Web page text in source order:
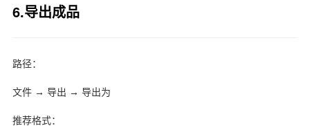
6.导出成品
路径：
文件 → 导出 → 导出为
推荐格式：